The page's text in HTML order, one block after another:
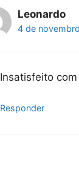
Leonardo
4 de
Insatisfeito
Responder